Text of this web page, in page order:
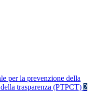
per la prevenzione della
trasparenza (PTPCT) 2